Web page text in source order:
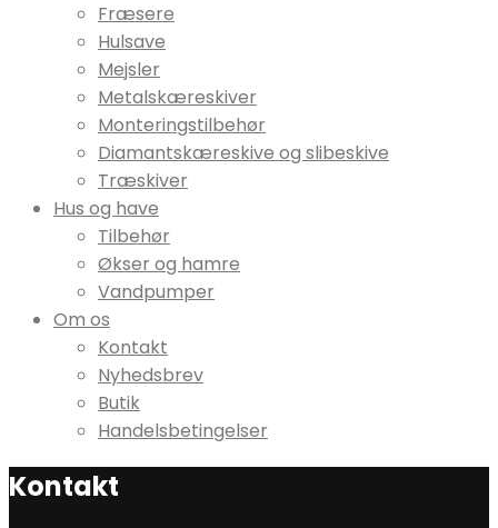
Fræsere
Hulsave
Mejsler
Metalskæreskiver
Monteringstilbehør
Diamantskæreskive og slibeskive
Træskiver
Hus og have
Tilbehør
Økser og hamre
Vandpumper
Om os
Kontakt
Nyhedsbrev
Butik
Handelsbetingelser
Kontakt